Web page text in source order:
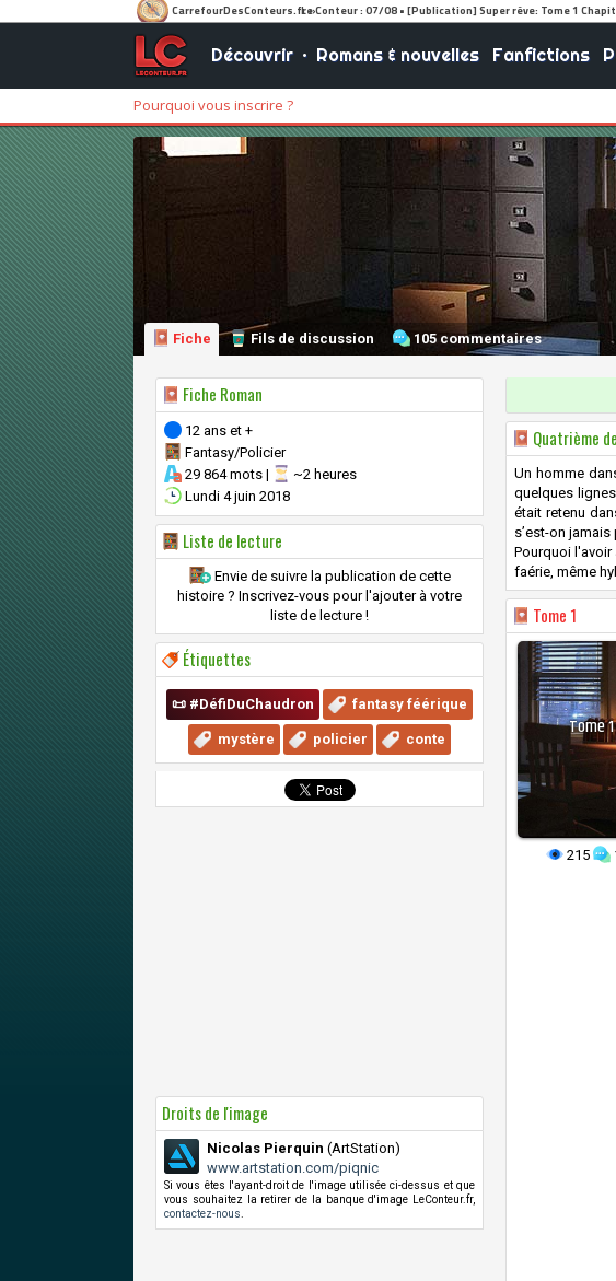
Découvrir• Romans & nouvelles Fanfictions
Pourquoi vous inscrire ?
Fiche Fils de discussion 105 commentaires
Fiche Roman
12 ans et +
Fantasy/Policier
29 864 mots |
~2 heures
Lundi 4 juin 2018
Liste de lecture
Envie de suivre la publication de cette
histoire ? Inscrivez-vous pour l'ajouter à votre
liste de lecture !
Étiquettes
📜 #DéfiDuChaudron fantasy féérique
mystère policier conte
Droits de l'image
Nicolas Pierquin (ArtStation)
www.artstation.com/piqnic
Si vous êtes l'ayant-droit de l'image utilisée ci-dessus et que
vous souhaitez la retirer de la banque d'image LeConteur.fr,
contactez-nous
Quatrième
Un homme
quelques
était retenu
s’est-on
Pourquoi l'avoir
faérie, même
Tome 1
Tome1
215